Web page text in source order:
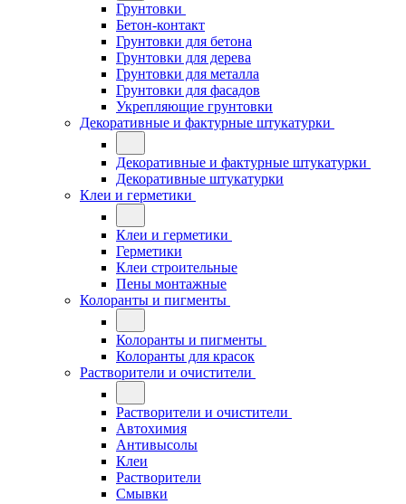
Грунтовки
Бетон-контакт
Грунтовки для бетона
Грунтовки для дерева
Грунтовки для металла
Грунтовки для фасадов
Укрепляющие грунтовки
Декоративные и фактурные штукатурки
Декоративные и фактурные штукатурки
Декоративные штукатурки
Клеи и герметики
Клеи и герметики
Герметики
Клеи строительные
Пены монтажные
Колоранты и пигменты
Колоранты и пигменты
Колоранты для красок
Растворители и очистители
Растворители и очистители
Автохимия
Антивысолы
Клеи
Растворители
Смывки